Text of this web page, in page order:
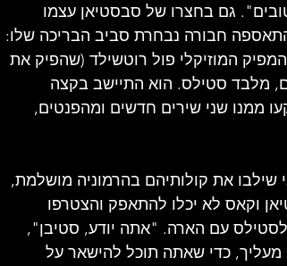
גם בחצרו של סבסטיאן עצמו
חבורה נבחרת סביב הבריכה שלו:
המוזיקלי פול רוטשילד (שהפיק את
מלבד סטילס. הוא התיישב בקצה
ממנו שני שירים חדשים ומהפנטים,
שילבו את קולותיהם בהרמוניה מושלמת,
וקאס לא יכלו להתאפק והצטרפו
עם הארה. "אתה יודע, סטיבן",
כדי שאתה תוכל להישאר על